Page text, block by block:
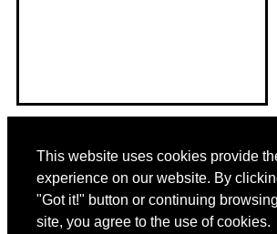
This website uses cookies provide
experience on our website. By
"Got it!" button or continuing
site, you agree to the use of cookies.
Отказ от ответственности: Информация,